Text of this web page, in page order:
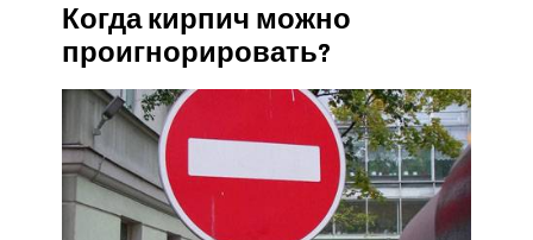
Когда кирпич можно
проигнорировать?